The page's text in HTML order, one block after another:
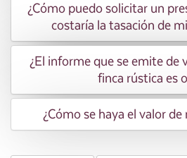
¿Cómo puedo solicitar un
costaría la tasación de
¿El informe que se emite de
finca rústica es
¿Cómo se haya el valor